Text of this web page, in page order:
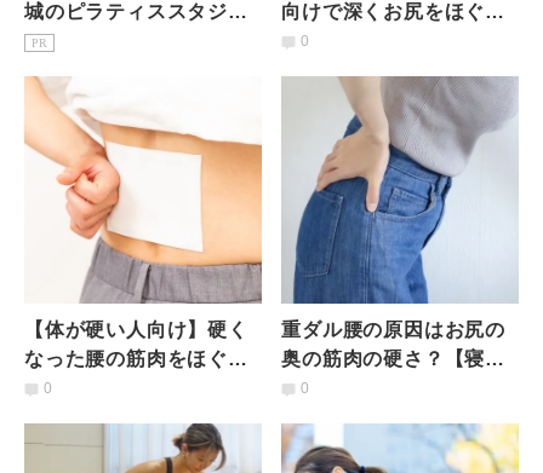
城のピラティススタジオ7
選｜初心者・女性専用を
PR
向けで深くお尻をほぐす
ストレッチ
0
【体が硬い人向け】硬く
なった腰の筋肉をほぐす
腰痛予防ストレッチ
0
重ダル腰の原因はお尻の
奥の筋肉の硬さ？【寝た
ままできてラク】奥まで
ササイズ
0